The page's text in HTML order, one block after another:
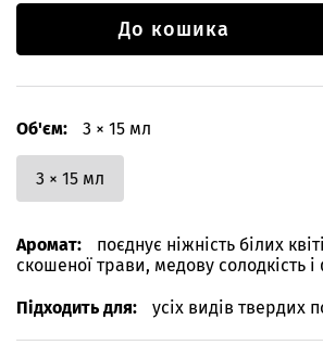
До кошика
Об'єм: 3 × 15 мл
3 × 15 мл
Аромат:
поєднує ніжність білих
скошеної трави, медову солодкість і
Підходить для: усіх видів твердих